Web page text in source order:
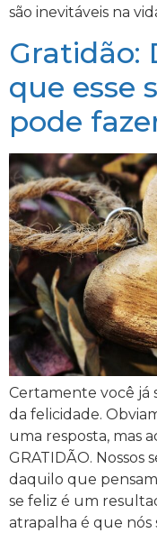
são inevitáveis na
Gratidão:
que esse
pode
Certamente você
da felicidade.
uma resposta, mas
GRATIDÃO. Nossos
daquilo que
se feliz é um
atrapalha é que nós